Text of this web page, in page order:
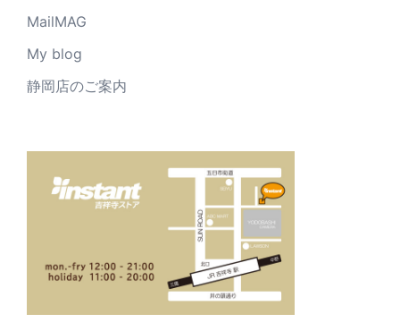
MailMAG
My blog
静岡店のご案内